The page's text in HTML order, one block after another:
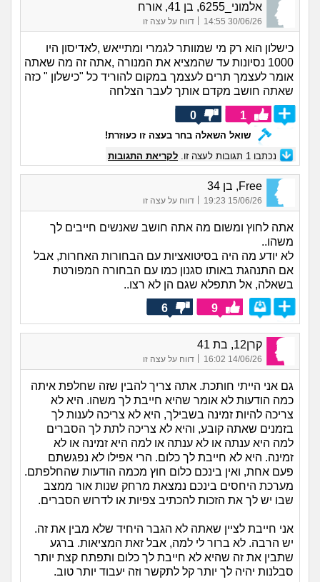
אלמוני_6255, בן 41, אורח
30/06/26 14:55 דווח על עצה זו
כישלון הוא רק מי שמוותר לגמרי ומתייאש ,לאדיסון היו
1000 נסיונות עד שהמציא את המנורה ,אתה זה מה שאתה
אומר לעצמך תרים לעצמך במקום להוריד כל "כישלון " כזה
שאתה חושב מקדם אותך לעבר הצלחה
1
0
שואל השאלה בחר בעצה זו כעוזרת!
נכתבו 1 תגובות לעצה זו. לקריאת התגובות
Free, בן 34
15/06/26 19:23
| דווח על עצה זו
אתה לחוץ ומשום מה אתה חושב שאנשים חייבים לך
משהו..
לא יודע מה היה בסיטואציות עם הבחורות האחרות, אבל
אם התנהגת באותו סגנון כמו עם הבחורה המפורטת
בשאלה, אל תתפלא שגם הן לא רצו..
9
6
קרן12, בת 41
14/06/26 16:02
| דווח על עצה זו
גם אני הייתי חותכת. אתה צריך להבין שזה שחלפת איתה
כמה הודעות לא אומר שהיא חייבת לך משהו. היא לא
צריכה להיות זמינה בשבילך, היא לא צריכה לענות לך
בזמנים שאתה קובע, והיא לא צריכה לתת לך הסברים
למה היא ענתה או לא ענתה או למה היא זמינה או לא
זמינה. היא לא חייבת לך כלום. הרי אפילו לא נפגשתם
פעם אחת, ואין בינכם כלום חוץ מכמה הודעות שהחלפתם.
מערכת היחסים בינכם נמצאת מרחק שנות אור ממצב
שבו יש לך את הזכות להכתיב צפיות או לדרוש הסברים.
אני חייבת לציין שאתה לא הגבר היחיד שלא מבין את זה.
יש הרבה. לא ברור לי למה, אבל זאת המציאות. ברגע
שתבין את זה שהיא לא חייבת לך כלום ותפתח קצת יותר
סבלנות יהיה לך יותר קל לתקשר וזה יעבוד יותר טוב.